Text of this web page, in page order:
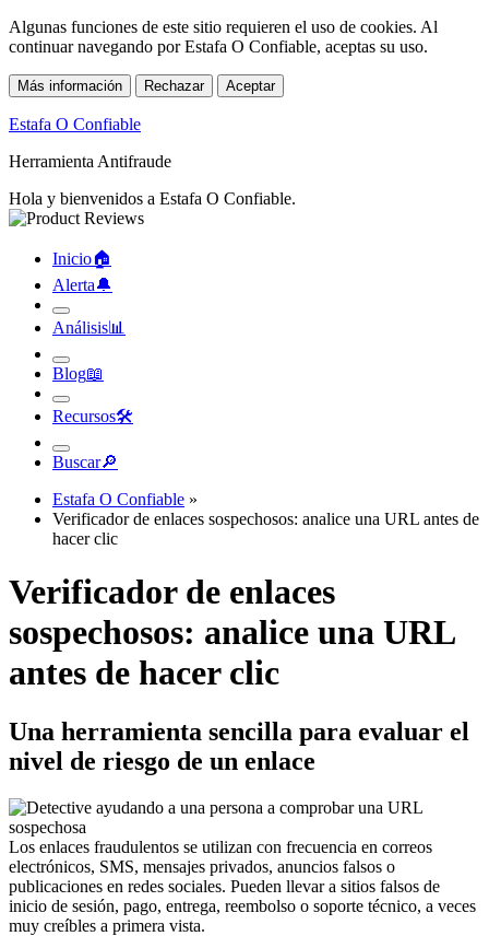
Algunas funciones de este sitio requieren el uso de cookies. Al
continuar navegando por Estafa O Confiable, aceptas su uso.
Más información Rechazar Aceptar
Estafa O Confiable
Herramienta Antifraude
Hola y bienvenidos a Estafa O Confiable.
Inicio🏠︎
Alerta🔔︎
Análisis📊︎
Blog📖︎
Recursos🛠︎
Buscar🔎︎
Estafa O Confiable »
Verificador de enlaces sospechosos: analice una URL antes de
hacer clic
Verificador de enlaces
sospechosos: analice una URL
antes de hacer clic
Una herramienta sencilla para evaluar el
nivel de riesgo de un enlace
Los enlaces fraudulentos se utilizan con frecuencia en correos
electrónicos, SMS, mensajes privados, anuncios falsos o
publicaciones en redes sociales. Pueden llevar a sitios falsos de
inicio de sesión, pago, entrega, reembolso o soporte técnico, a veces
muy creíbles a primera vista.